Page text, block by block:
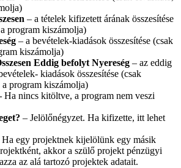
– a tételek kifizetett árának összesítése
program kiszámolja)
– a bevételek-kiadások összesítése (csak
kiszámolja)
Eddig befolyt Nyereség – az eddig
kiadások összesítése (csak
a program kiszámolja)
Ha nincs kitöltve, a program nem veszi
– Jelölőnégyzet. Ha kifizette, itt lehet
Ha egy projektnek kijelölünk egy másik
akkor a szülő projekt pénzügyi
az alá tartozó projektek adatait.